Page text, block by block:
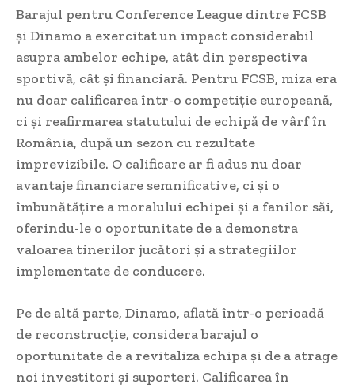
Barajul pentru Conference League dintre FCSB
și Dinamo a exercitat un impact considerabil
asupra ambelor echipe, atât din perspectiva
sportivă, cât și financiară. Pentru FCSB, miza era
nu doar calificarea într-o competiție europeană,
ci și reafirmarea statutului de echipă de vârf în
România, după un sezon cu rezultate
imprevizibile. O calificare ar fi adus nu doar
avantaje financiare semnificative, ci și o
îmbunătățire a moralului echipei și a fanilor săi,
oferindu-le o oportunitate de a demonstra
valoarea tinerilor jucători și a strategiilor
implementate de conducere.
Pe de altă parte, Dinamo, aflată într-o perioadă
de reconstrucție, considera barajul o
oportunitate de a revitaliza echipa și de a atrage
noi investitori și suporteri. Calificarea în